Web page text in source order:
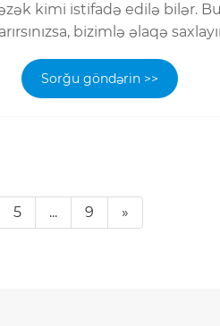
kimi istifadə edilə bilər.
bizimlə əlaqə
Sorğu göndərin >>
5 ... 9 »